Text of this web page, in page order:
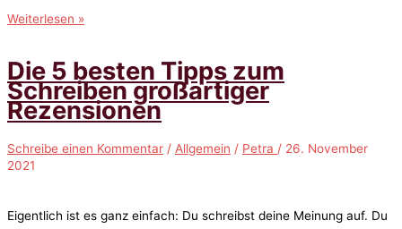
Schlechte
Büchern
entfernen
–
einfache
Weiterlesen »
Die 5 besten Tipps zum
Schreiben großartiger
Rezensionen
Schreibe einen Kommentar / Allgemein / Petra / 26. November
2021
Eigentlich ist es ganz einfach: Du schreibst deine Meinung auf. Du